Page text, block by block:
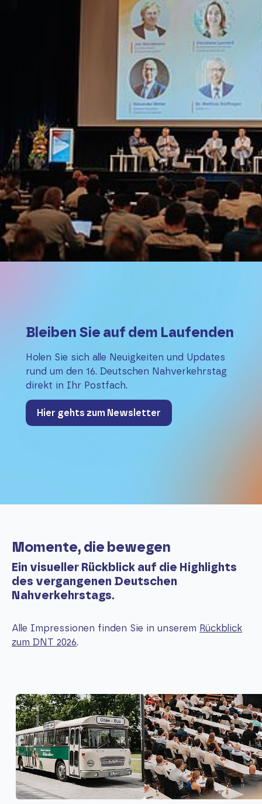
Bleiben Sie auf dem Laufenden
Holen Sie sich alle Neuigkeiten und Updates
rund um den 16. Deutschen Nahver­kehrstag
direkt in Ihr Postfach.
Hier gehts zum Newsletter
Momente, die bewegen
Ein visueller Rückblick auf die Highlights
des vergangenen Deutschen
Nahverkehrstags.
Alle Impressionen finden Sie in unserem Rückblick
zum DNT 2026.